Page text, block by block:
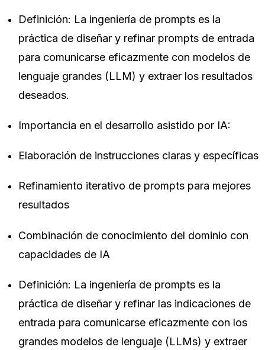
Definición: La ingeniería de prompts es la
práctica de diseñar y refinar prompts de entrada
para comunicarse eficazmente con modelos de
lenguaje grandes (LLM) y extraer los resultados
deseados.
Importancia en el desarrollo asistido por IA:
Elaboración de instrucciones claras y específicas
Refinamiento iterativo de prompts para mejores
resultados
Combinación de conocimiento del dominio con
capacidades de IA
Definición: La ingeniería de prompts es la
práctica de diseñar y refinar las indicaciones de
entrada para comunicarse eficazmente con los
grandes modelos de lenguaje (LLMs) y extraer